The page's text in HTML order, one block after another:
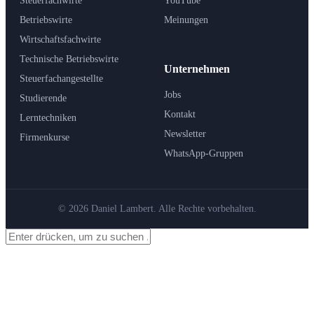
Betriebswirte
Wirtschaftsfachwirte
Technische Betriebswirte
Steuerfachangestellte
Studierende
Lerntechniken
Firmenkurse
Meinungen
Unternehmen
Jobs
Kontakt
Newsletter
WhatsApp-Gruppen
© 2026 Daniel Lambert. Alle Rechte vorbehalten.